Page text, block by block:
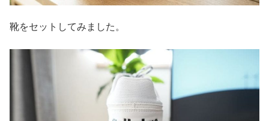
靴をセットしてみました。